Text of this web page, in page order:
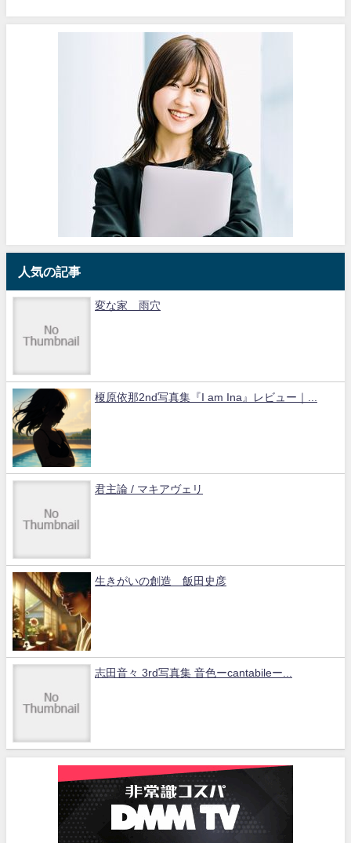
人気の記事
変な家 雨穴
榎原依那2nd写真集『I am Ina』レビュー｜...
君主論 / マキアヴェリ
生きがいの創造 飯田史彦
志田音々 3rd写真集 音色ーcantabileー...